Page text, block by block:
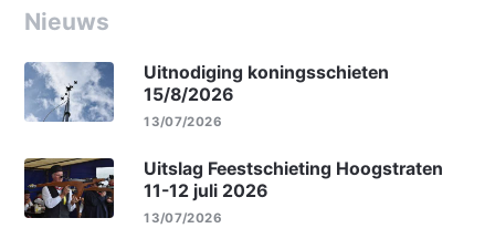
Nieuws
Uitnodiging koningsschieten
15/8/2026
13/07/2026
Uitslag Feestschieting Hoogstraten
11-12 juli 2026
13/07/2026